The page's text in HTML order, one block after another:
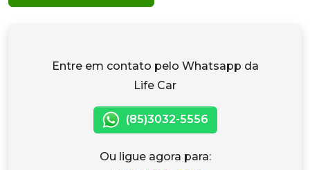
Entre em contato pelo Whatsapp da
Life Car
(85)3032-5556
Ou ligue agora para: